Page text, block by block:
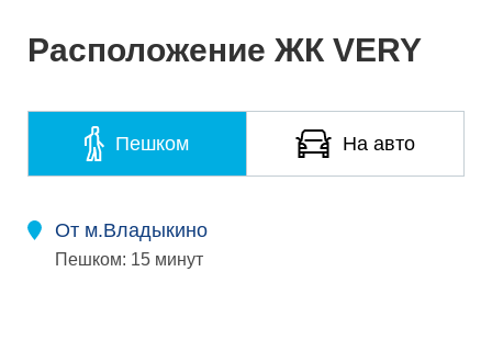
Расположение ЖК VERY
Пешком На авто
От м.Владыкино
Пешком: 15 минут